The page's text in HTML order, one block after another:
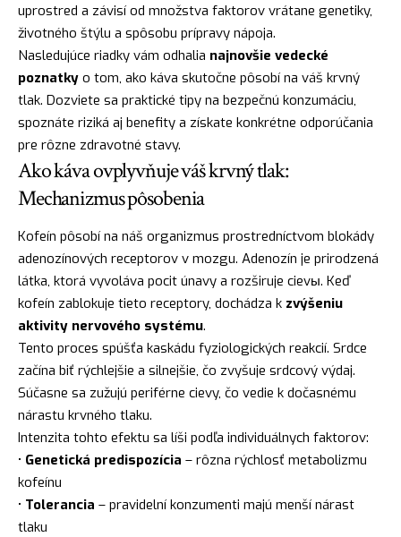
uprostred a závisí od množstva faktorov vrátane genetiky,
životného štýlu a spôsobu prípravy nápoja.
Nasledujúce riadky vám odhalia najnovšie vedecké
poznatky o tom, ako káva skutočne pôsobí na váš krvný
tlak. Dozviete sa praktické tipy na bezpečnú konzumáciu,
spoznáte riziká aj benefity a získate konkrétne odporúčania
pre rôzne zdravotné stavy.
Ako káva ovplyvňuje váš krvný tlak:
Mechanizmus pôsobenia
Kofeín pôsobí na náš organizmus prostredníctvom blokády
adenozínových receptorov v mozgu. Adenozín je prirodzená
látka, ktorá vyvoláva pocit únavy a rozširuje cievы. Keď
kofeín zablokuje tieto receptory, dochádza k zvýšeniu
aktivity nervového systému.
Tento proces spúšťa kaskádu fyziologických reakcií. Srdce
začína biť rýchlejšie a silnejšie, čo zvyšuje srdcový výdaj.
Súčasne sa zužujú periférne cievy, čo vedie k dočasnému
nárastu krvného tlaku.
Intenzita tohto efektu sa líši podľa individuálnych faktorov:
• Genetická predispozícia – rôzna rýchlosť metabolizmu
kofeínu
• Tolerancia – pravidelní konzumenti majú menší nárast
tlaku